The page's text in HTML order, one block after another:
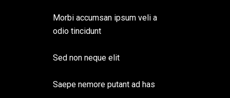
Morbi accumsan ipsum veli a
odio tincidunt
Sed non neque elit
Saepe nemore putant ad has